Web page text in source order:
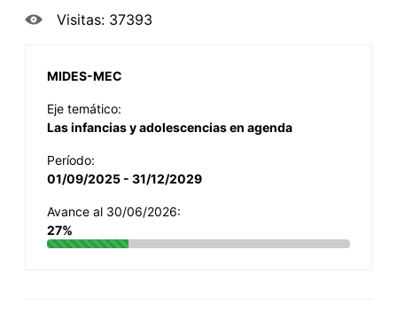
Visitas: 37393
MIDES-MEC
Eje temático:
Las infancias y adolescencias en agenda
Período:
01/09/2025 - 31/12/2029
Avance al 30/06/2026:
27%